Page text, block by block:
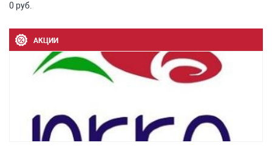
0 руб.
АКЦИИ